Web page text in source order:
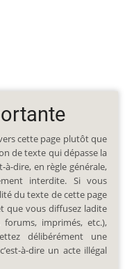
cette page plutôt que
de texte qui dépasse la
à-dire, en règle générale,
interdite. Si vous
du texte de cette page
que vous diffusez ladite
imprimés, etc.),
délibérément une
à-dire un acte illégal